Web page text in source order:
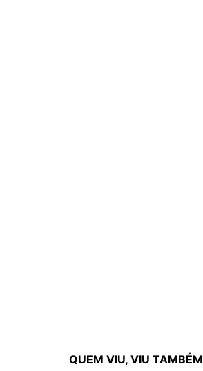
QUEM VIU, VIU TAMBÉM